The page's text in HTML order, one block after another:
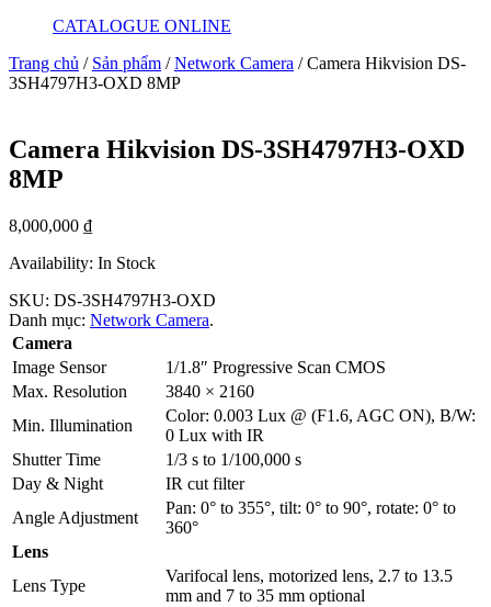
CATALOGUE ONLINE
Trang chủ / Sản phẩm /Network Camera / Camera Hikvision DS-
3SH4797H3-OXD 8MP
Camera Hikvision DS-3SH4797H3-OXD
8MP
8,000,000 ₫
Availability: In Stock
SKU: DS-3SH4797H3-OXD
Danh mục: Network Camera.
Camera
Image Sensor
1/1.8″ Progressive Scan CMOS
Max. Resolution
3840 × 2160
Min. Illumination
Color: 0.003 Lux @ (F1.6, AGC ON), B/W:
0 Lux with IR
Shutter Time
1/3 s to 1/100,000 s
Day & Night
IR cut filter
Angle Adjustment
Pan: 0° to 355°, tilt: 0° to 90°, rotate: 0° to
360°
Lens
Lens Type
Varifocal lens, motorized lens, 2.7 to 13.5
mm and 7 to 35 mm optional